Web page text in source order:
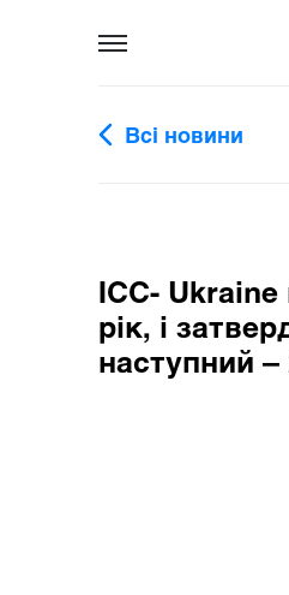
Всі новини
ІСС- Ukraine
рік, і
наступний –